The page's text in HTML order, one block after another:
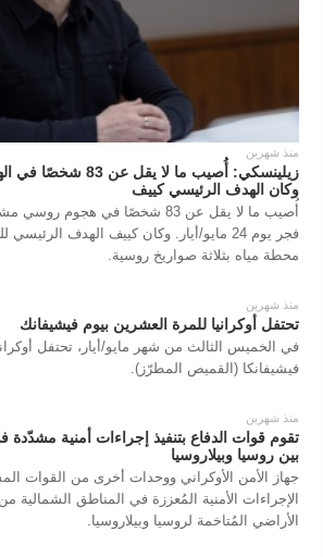
منذ شهرين
زيلينسكي: أُصيب ما لا
وكان الهدف الرئيسي كييف
أُصيب ما لا يقل عن 83 شخصًا في
فجر يوم 24 مايو/أيار. وكان كييف الهدف
محطة مياه بثلاثة صواريخ روسية.
منذ شهرين
تحتفل أوكرانيا للمرة العشرين بيوم فيشيفانك
في الخميس الثالث من شهر مايو/أيار، تحتفل
فيشيفانكا (القميص المطرّز).
منذ شهرين
تقوم قوات الدفاع بتنفيذ إجراءات أمنية مشدّدة
بين روسيا وبيلاروسيا
جهاز الأمن الأوكراني ووحدات أخرى من القوات
الإجراءات الأمنية المُعززة في المناطق الشمالية
الأراضي المُتاخمة لروسيا وبيلاروسيا.